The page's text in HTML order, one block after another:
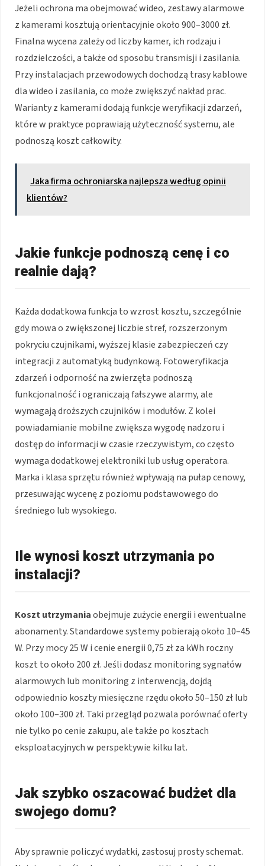
Jeżeli ochrona ma obejmować wideo, zestawy alarmowe
z kamerami kosztują orientacyjnie około 900–3000 zł.
Finalna wycena zależy od liczby kamer, ich rodzaju i
rozdzielczości, a także od sposobu transmisji i zasilania.
Przy instalacjach przewodowych dochodzą trasy kablowe
dla wideo i zasilania, co może zwiększyć nakład prac.
Warianty z kamerami dodają funkcje weryfikacji zdarzeń,
które w praktyce poprawiają użyteczność systemu, ale
podnoszą koszt całkowity.
Jaka firma ochroniarska najlepsza według opinii
klientów?
Jakie funkcje podnoszą cenę i co
realnie dają?
Każda dodatkowa funkcja to wzrost kosztu, szczególnie
gdy mowa o zwiększonej liczbie stref, rozszerzonym
pokryciu czujnikami, wyższej klasie zabezpieczeń czy
integracji z automatyką budynkową. Fotoweryfikacja
zdarzeń i odporność na zwierzęta podnoszą
funkcjonalność i ograniczają fałszywe alarmy, ale
wymagają droższych czujników i modułów. Z kolei
powiadamianie mobilne zwiększa wygodę nadzoru i
dostęp do informacji w czasie rzeczywistym, co często
wymaga dodatkowej elektroniki lub usług operatora.
Marka i klasa sprzętu również wpływają na pułap cenowy,
przesuwając wycenę z poziomu podstawowego do
średniego lub wysokiego.
Ile wynosi koszt utrzymania po
instalacji?
Koszt utrzymaniaobejmuje zużycie energii i ewentualne
abonamenty. Standardowe systemy pobierają około 10–45
W. Przy mocy 25 W i cenie energii 0,75 zł za kWh roczny
koszt to około 200 zł. Jeśli dodasz monitoring sygnałów
alarmowych lub monitoring z interwencją, dojdą
odpowiednio koszty miesięczne rzędu około 50–150 zł lub
około 100–300 zł. Taki przegląd pozwala porównać oferty
nie tylko po cenie zakupu, ale także po kosztach
eksploatacyjnych w perspektywie kilku lat.
Jak szybko oszacować budżet dla
swojego domu?
Aby sprawnie policzyć wydatki, zastosuj prosty schemat.